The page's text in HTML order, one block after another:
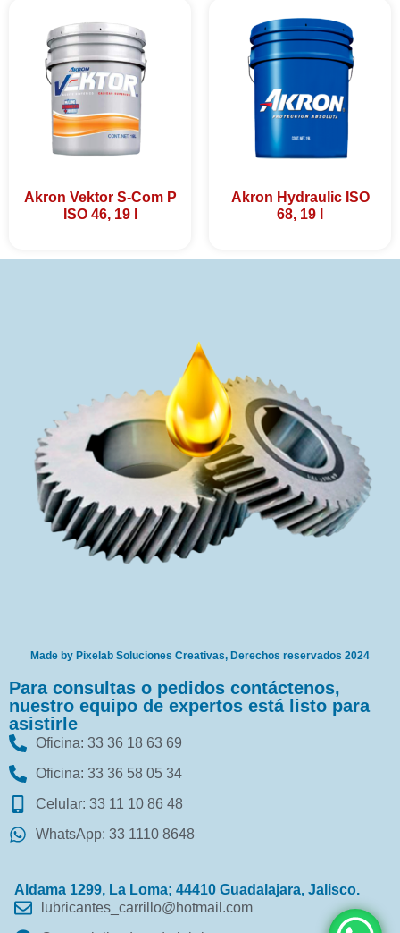
Akron Vektor S-Com P
ISO 46, 19 l
Akron Hydraulic ISO
68, 19 l
Made by Pixelab Soluciones Creativas, Derechos reservados 2024
Para consultas o pedidos contáctenos,
nuestro equipo de expertos está listo para
asistirle
Oficina: 33 36 18 63 69
Oficina: 33 36 58 05 34
Celular: 33 11 10 86 48
WhatsApp: 33 1110 8648
Aldama 1299, La Loma; 44410 Guadalajara, Jalisco.
lubricantes_carrillo@hotmail.com